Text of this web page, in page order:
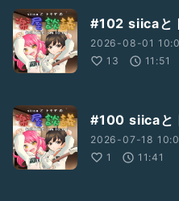
3rd Time Luckyナカザトの「
https://radiotalk.jp/
ナカザト所属バンド
「3rd Time Lucky」
https://twitter.com/
●Youtube
https://youtube.com/
#102 siicaと
2026-08-01
13
11:51
#100 siicaと
2026-07-18
1
11:41